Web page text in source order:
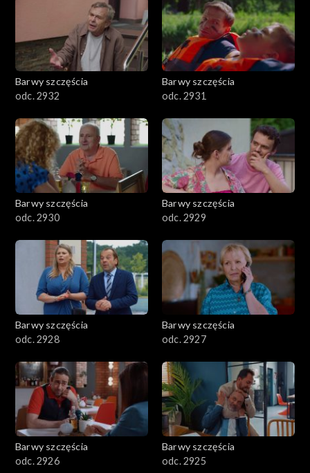
Barwy szczęścia
odc. 2932
Barwy szczęścia
odc. 2931
Barwy szczęścia
odc. 2930
Barwy szczęścia
odc. 2929
Barwy szczęścia
odc. 2928
Barwy szczęścia
odc. 2927
Barwy szczęścia
odc. 2926
Barwy szczęścia
odc. 2925